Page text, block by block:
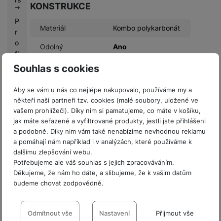
Souhlas s cookies
Aby se vám u nás co nejlépe nakupovalo, používáme my a
někteří naši partneři tzv. cookies (malé soubory, uložené ve
vašem prohlížeči). Díky nim si pamatujeme, co máte v košíku,
jak máte seřazené a vyfiltrované produkty, jestli jste přihlášeni
a podobně. Díky nim vám také nenabízíme nevhodnou reklamu
a pomáhají nám například i v analýzách, které používáme k
dalšímu zlepšování webu.
Potřebujeme ale váš souhlas s jejich zpracováváním.
Děkujeme, že nám ho dáte, a slibujeme, že k vašim datům
budeme chovat zodpovědně.
Nastavení souhlasů s kategoriemi
cookies
Odmítnout vše Nastavení Přijmout vše
P
r
o
fi
r
m
y
V
ý
k
u
p
n
í
b
KONSTRUKCE
Materiál Kombo polykarbonát
Odolný Ano
BALENÍ
Hmotnost balení 103 g
Délka balení 19,6 CM
Šířka balení 11,9 CM
Výška balení 2,1 CM